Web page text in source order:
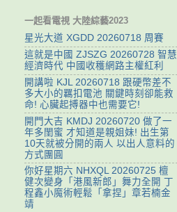
一起看電視 大陸綜藝2023
星光大道 XGDD 20260718 周賽
這就是中國 ZJSZG 20260728 智慧
經濟時代 中國收穫網路主權紅利
開講啦 KJL 20260718 跟硬幣差不
多大小的羈扣電池 關鍵時刻卻能救
命! 心臟起搏器中也需要它!
開門大吉 KMDJ 20260720 做了一
年多閨蜜 才知道是親姐妹! 出生第
10天就被分開的兩人 以出人意料的
方式團圓
你好星期六 NHXQL 20260725 檀
健次變身「港風新郎」舞力全開 丁
程鑫小魔術輕鬆「拿捏」章若楠金
靖